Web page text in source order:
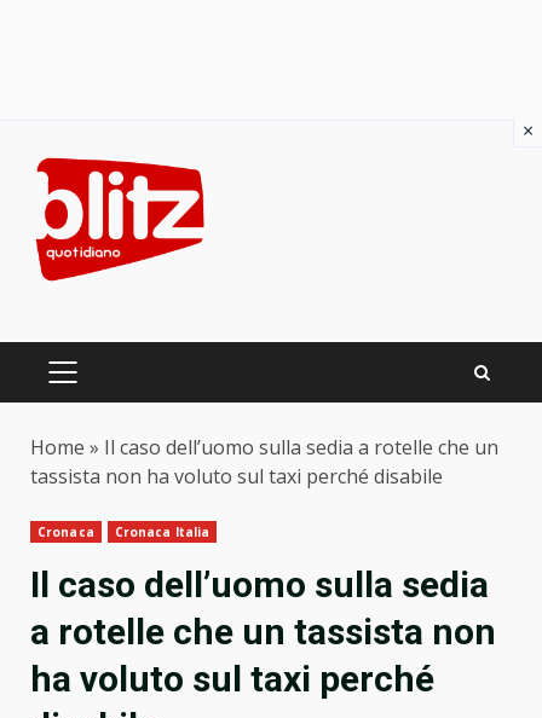
content
PRIMARY
Home » Il caso dell’uomo sulla sedia a rotelle che un
tassista non ha voluto sul taxi perché disabile
Cronaca Cronaca Italia
Il caso dell’uomo sulla sedia
a rotelle che un tassista non
ha voluto sul taxi perché
×